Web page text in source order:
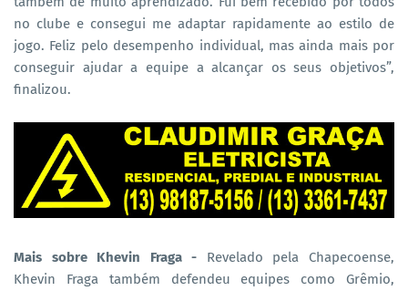
no clube e consegui me adaptar rapidamente ao estilo de
jogo. Feliz pelo desempenho individual, mas ainda mais por
conseguir ajudar a equipe a alcançar os seus objetivos”,
finalizou.
Mais sobre Khevin Fraga - Revelado pela Chapecoense,
Khevin Fraga também defendeu equipes como Grêmio,